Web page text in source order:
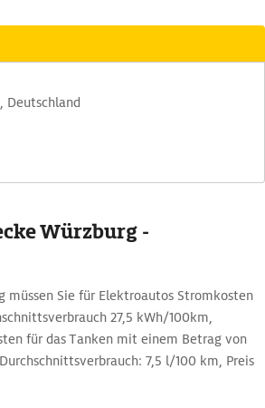
Deutschland
Würzburg -
müssen Sie für Elektroautos Stromkosten
27,5 kWh/100km,
für das Tanken mit einem Betrag von
7,5 l/100 km, Preis